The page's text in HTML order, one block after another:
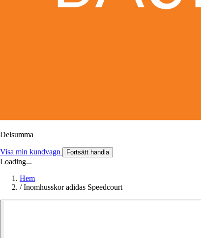
Delsumma
Visa min kundvagn Fortsätt handla
Loading...
Hem
/ Inomhusskor adidas Speedcourt